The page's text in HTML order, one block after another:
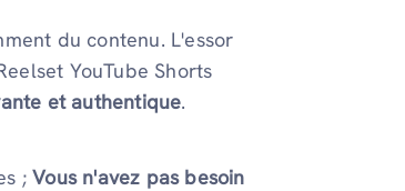
du contenu. L'essor
YouTube Shorts
et authentique.
;Vous n'avez pas besoin